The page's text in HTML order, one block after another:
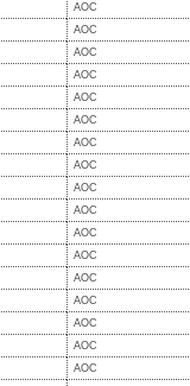
AOC
AOC
AOC
AOC
AOC
AOC
AOC
AOC
AOC
AOC
AOC
AOC
AOC
AOC
AOC
AOC
AOC